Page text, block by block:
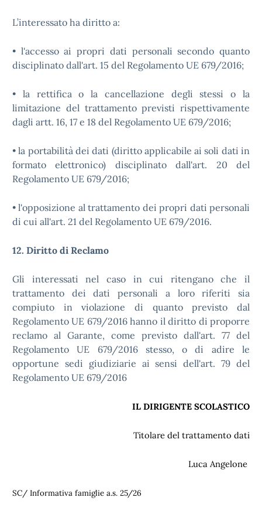
L’interessato ha diritto a:
• l'accesso ai propri dati personali secondo quanto
disciplinato dall'art. 15 del Regolamento UE 679/2016;
• la rettifica o la cancellazione degli stessi o la
limitazione del trattamento previsti rispettivamente
dagli artt. 16, 17 e 18 del Regolamento UE 679/2016;
• la portabilità dei dati (diritto applicabile ai soli dati in
formato elettronico) disciplinato dall'art. 20 del
Regolamento UE 679/2016;
• l'opposizione al trattamento dei propri dati personali
di cui all'art. 21 del Regolamento UE 679/2016.
12. Diritto di Reclamo
Gli interessati nel caso in cui ritengano che il
trattamento dei dati personali a loro riferiti sia
compiuto in violazione di quanto previsto dal
Regolamento UE 679/2016 hanno il diritto di proporre
reclamo al Garante, come previsto dall'art. 77 del
Regolamento UE 679/2016 stesso, o di adire le
opportune sedi giudiziarie ai sensi dell'art. 79 del
Regolamento UE 679/2016
IL DIRIGENTE SCOLASTICO
Titolare del trattamento dati
Luca Angelone
SC/ Informativa famiglie a.s. 25/26